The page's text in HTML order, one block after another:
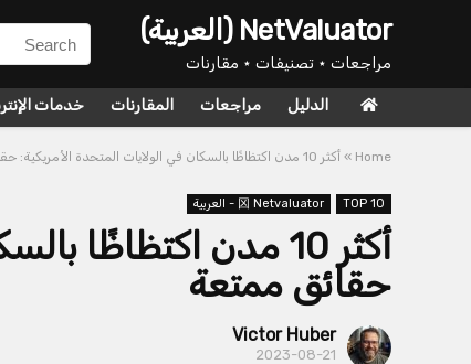
NetValuator (العربية)
مراجعات ⋆ تصنيفات ⋆ مقارنات
الدليل مراجعات المقارنات خدمات
Home
» أكثر 10 مدن اكتظاظًا بالسكان في الولايات المتحدة الأمريكية: حقائق ممتعة
TOP 10 龱 Netvaluator - العربية
أكثر 10 مدن اكتظاظًا
حقائق ممتعة
Victor Huber
2023-08-21